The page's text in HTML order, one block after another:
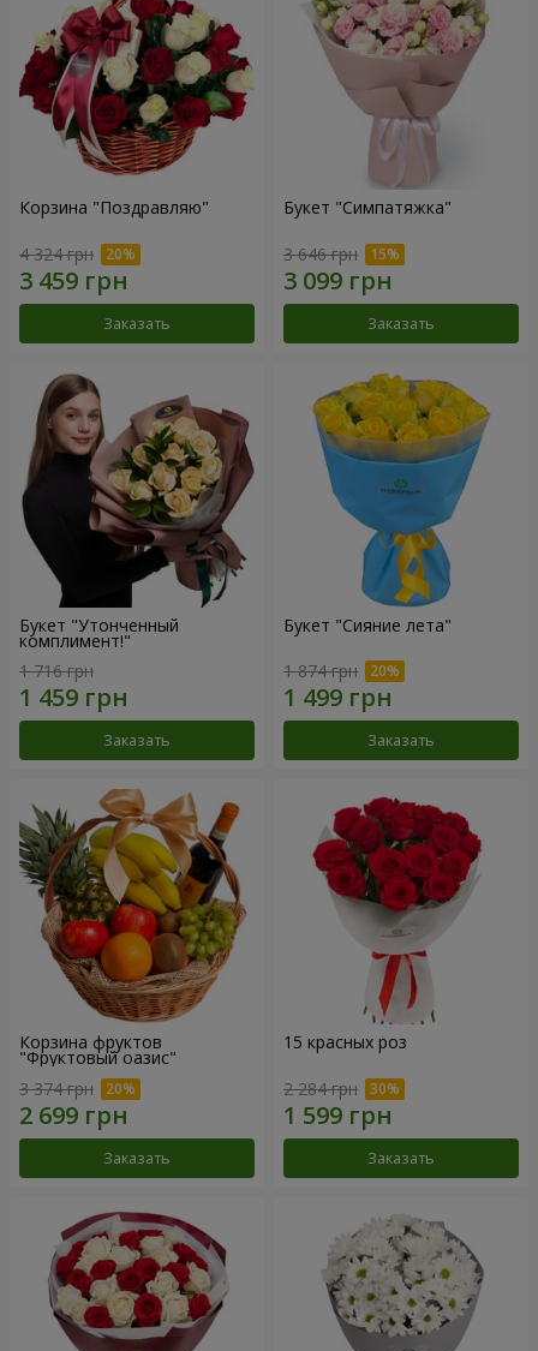
Корзина "Поздравляю"
4 324 грн
Заказать
Букет "Симпатяжка"
3 646 грн
Заказать
Букет "Утонченный
комплимент!"
1 716 грн
Заказать
Букет "Сияние лета"
1 874 грн
Заказать
Корзина фруктов
"Фруктовый оазис"
3 374 грн
Заказать
15 красных роз
2 284 грн
Заказать